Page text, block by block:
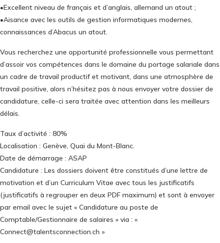
•Excellent niveau de français et d’anglais, allemand un atout ;
•Aisance avec les outils de gestion informatiques modernes,
connaissances d’Abacus un atout.
Vous recherchez une opportunité professionnelle vous permettant
d’assoir vos compétences dans le domaine du portage salariale dans
un cadre de travail productif et motivant, dans une atmosphère de
travail positive, alors n’hésitez pas à nous envoyer votre dossier de
candidature, celle-ci sera traitée avec attention dans les meilleurs
délais.
Taux d’activité : 80%
Localisation : Genève, Quai du Mont-Blanc.
Date de démarrage : ASAP
Candidature : Les dossiers doivent être constitués d’une lettre de
motivation et d’un Curriculum Vitae avec tous les justificatifs
(justificatifs à regrouper en deux PDF maximum) et sont à envoyer
par email avec le sujet « Candidature au poste de
Comptable/Gestionnaire de salaires » via : «
Connect@talentsconnection.ch »